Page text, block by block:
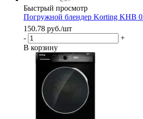
Быстрый просмотр
Погружной блендер Korting KHB
150.78 руб./шт
-
+
В корзину